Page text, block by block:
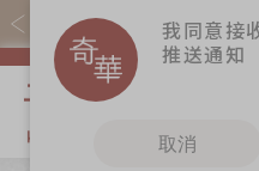
易赏钱会员凭推广码购
我同意接
推送通知
取消